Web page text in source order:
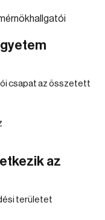
csapat az összetett
az
területet